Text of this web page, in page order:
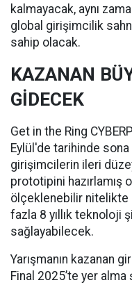
kalmayacak, aynı
global girişimcilik
sahip olacak.
KAZANAN
GİDECEK
Get in the Ring
Eylül'de tarihinde
girişimcilerin ileri
prototipini hazırlamış
ölçeklenebilir nitelikte
fazla 8 yıllık teknoloji
sağlayabilecek.
Yarışmanın kazanan
Final 2025’te yer alma